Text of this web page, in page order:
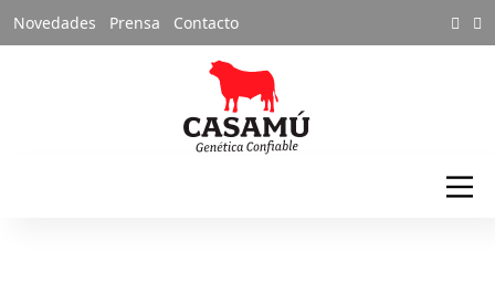
Novedades Prensa Contacto